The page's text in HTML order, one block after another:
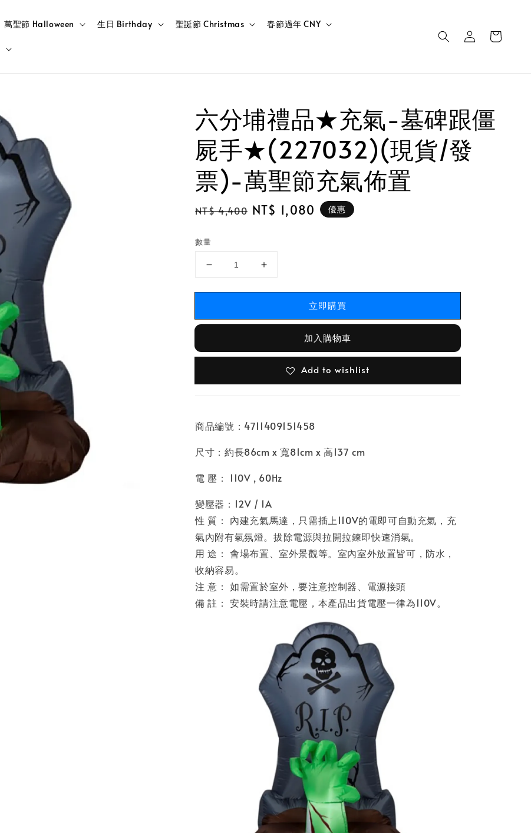
萬聖節 Halloween 生日 Birthday 聖誕節 Christmas 春節過年 CNY
六分埔禮品★充氣-墓碑跟僵
屍手★(227032)(現貨/發
票)-萬聖節充氣佈置
Regular
NT$ 4,400 Sale
NT$ 1,080 優惠
數量
立即購買
加入購物車
Add to wishlist
商品編號：4711409151458
尺寸：約長86cm x 寬81cm x 高137 cm
電 壓： 110V , 60Hz
變壓器：12V / 1A
性 質： 內建充氣馬達，只需插上110V的電即可自動充氣，充
氣內附有氣氛燈。拔除電源與拉開拉鍊即快速消氣。
用 途： 會場布置、室外景觀等。室內室外放置皆可，防水，
收納容易。
注 意： 如需置於室外，要注意控制器、電源接頭
備 註： 安裝時請注意電壓，本產品出貨電壓一律為110V。